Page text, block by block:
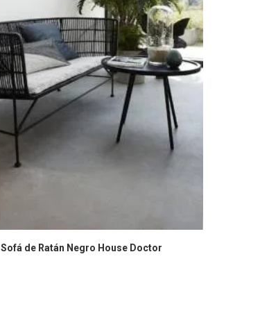
COMPRAR EN AMAZON
Sofá de Ratán Negro House Doctor